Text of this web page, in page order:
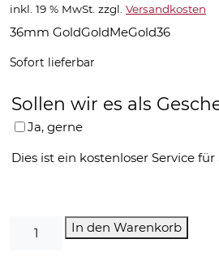
inkl. 19 % MwSt. zzgl. Versandkosten
36mm GoldGoldMeGold36
Sofort lieferbar
Sollen wir es als
Ja, gerne
Dies ist ein kostenloser Service für
Uhr-
In den Warenkorb